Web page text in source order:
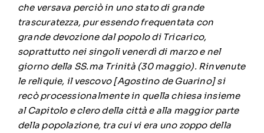
che versava perciò in uno stato di grande
trascuratezza, pur essendo frequentata con
grande devozione dal popolo di Tricarico,
soprattutto nei singoli venerdì di marzo e nel
giorno della SS.ma Trinità (30 maggio). Rinvenute
le reliquie, il vescovo [Agostino de Guarino] si
recò processionalmente in quella chiesa insieme
al Capitolo e clero della città e alla maggior parte
della popolazione, tra cui vi era uno zoppo della